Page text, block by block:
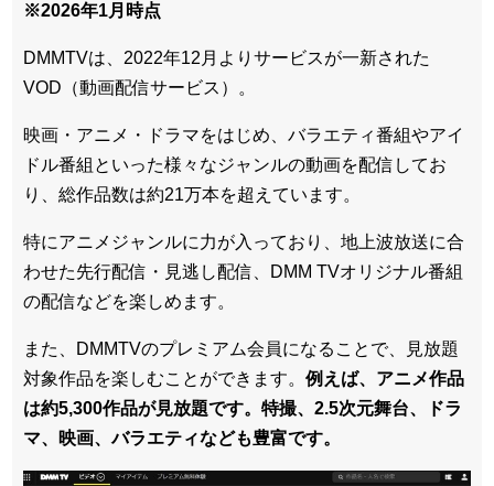
※2026年1月時点
DMMTVは、2022年12月よりサービスが一新された
VOD（動画配信サービス）。
映画・アニメ・ドラマをはじめ、バラエティ番組やアイ
ドル番組といった様々なジャンルの動画を配信してお
り、総作品数は約21万本を超えています。
特にアニメジャンルに力が入っており、地上波放送に合
わせた先行配信・見逃し配信、DMM TVオリジナル番組
の配信などを楽しめます。
また、DMMTVのプレミアム会員になることで、見放題
対象作品を楽しむことができます。 例えば、アニメ作品
は約5,300作品が見放題です。特撮、2.5次元舞台、ドラ
マ、映画、バラエティなども豊富です。